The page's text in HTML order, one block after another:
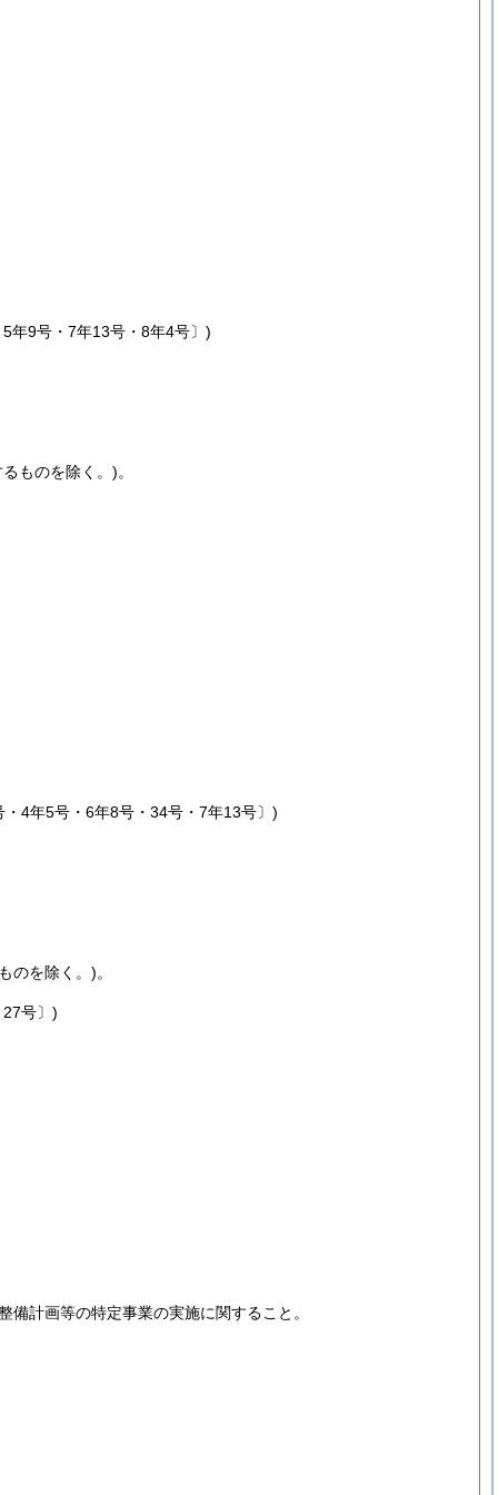
年9号・7年13号・8年4号〕)
ものを除く。)。
4年5号・6年8号・34号・7年13号〕)
のを除く。)。
号〕)
備計画等の特定事業の実施に関すること。